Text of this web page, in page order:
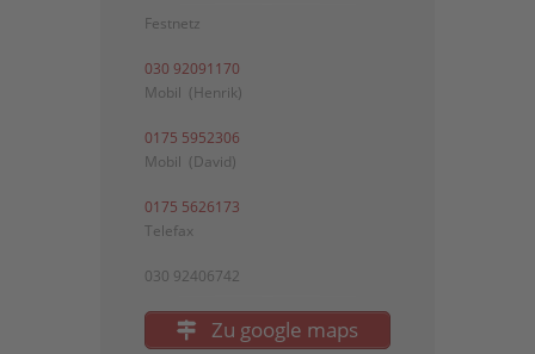
Festnetz
030 92091170
Mobil (Henrik)
0175 5952306
Mobil (David)
0175 5626173
Telefax
030 92406742
Zu google maps